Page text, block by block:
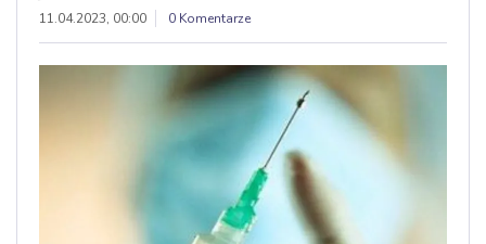
11.04.2023, 00:00 0 Komentarze